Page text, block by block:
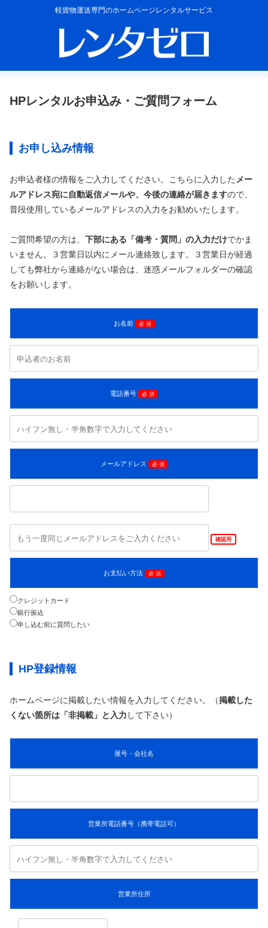
軽貨物運送専門のホームページレンタルサービス
HPレンタルお申込み・ご質問フォーム
お申し込み情報
お申込者様の情報をご入力してください。こちらに入力したメー
ルアドレス宛に自動返信メールや、今後の連絡が届きますので、
普段使用しているメールアドレスの入力をお勧めいたします。
ご質問希望の方は、 下部にある「備考・質問」の入力だけでかま
いません。３営業日以内にメール連絡致します。３営業日が経過
しても弊社から連絡がない場合は、迷惑メールフォルダーの確認
をお願いします。
お名前 必 須
電話番号 必 須
メールアドレス 必 須
確認用
お支払い方法 必 須
クレジットカード
銀行振込
申し込む前に質問したい
HP登録情報
ホームページに掲載したい情報を入力してください。（掲載した
くない箇所は「非掲載」と入力 して下さい）
屋号・会社名
営業所電話番号（携帯電話可）
営業所住所